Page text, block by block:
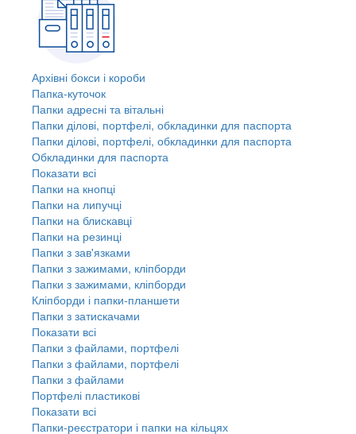
Архівні бокси і короби
Папка-куточок
Папки адресні та вітальні
Папки ділові, портфелі, обкладинки для паспорта
Папки ділові, портфелі, обкладинки для паспорта
Обкладинки для паспорта
Показати всі
Папки на кнопці
Папки на липучці
Папки на блискавці
Папки на резинці
Папки з зав'язками
Папки з зажимами, кліпборди
Папки з зажимами, кліпборди
Кліпборди і папки-планшети
Папки з затискачами
Показати всі
Папки з файлами, портфелі
Папки з файлами, портфелі
Папки з файлами
Портфелі пластикові
Показати всі
Папки-реєстратори і папки на кільцях